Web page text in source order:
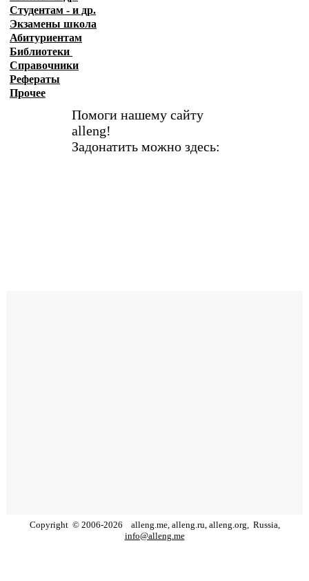
Студентам - и др.
Экзамены школа
Абитуриентам
Библиотеки
Справочники
Рефераты
Прочее
Помоги нашему сайту
alleng!
Задонатить можно здесь:
Copyright © 2006-2026 alleng.me, alleng.ru, alleng.org, Russia,
info@alleng.me